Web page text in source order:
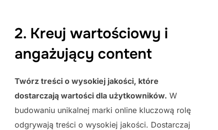
2. Kreuj wartościowy i
angażujący content
Twórz treści o wysokiej jakości, które
dostarczają wartości dla użytkowników. W
budowaniu unikalnej marki online kluczową rolę
odgrywają treści o wysokiej jakości. Dostarczaj